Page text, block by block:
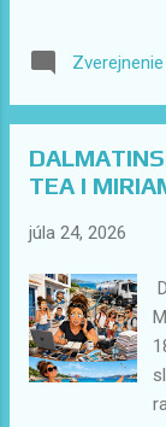
TEA I
júla 24, 2026